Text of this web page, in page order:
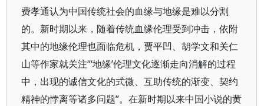
费孝通认为中国传统社会的血缘与地缘是难以分割
的。新时期以来，随着传统血缘伦理受到冲击，依附
其中的地缘伦理也面临危机，贾平凹、胡学文和关仁
山等作家就关注“‘地缘’伦理文化逐渐走向消解的过程
中，出现的诚信文化的式微、互助传统的渐变、契约
精神的悖离等诸多问题”。在新时期以来中国小说的黄